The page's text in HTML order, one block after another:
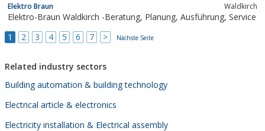
Elektro Braun Waldkirch
Elektro-Braun Waldkirch -Beratung, Planung, Ausführung, Service
1
2 3 4 5 6 7 > Nächste Seite
Related industry sectors
Building automation & building technology
Electrical article & electronics
Electricity installation & Electrical assembly